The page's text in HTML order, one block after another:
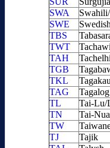
SWA
SWE
Swedish
TBS
TWT
TAH
TGB
TKL
TAG
Tagalog
TL
Tai-Lu/
TN
Tai-
TW
TJ
Tajik